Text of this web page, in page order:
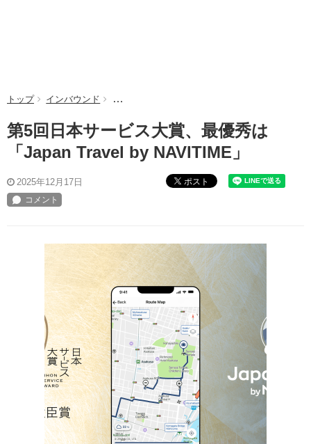
トップ インバウンド 第5回日本サービス大賞、最優秀は「Japan
第5回日本サービス大賞、最優秀は
「Japan Travel by NAVITIME」
2025年12月17日 ポスト